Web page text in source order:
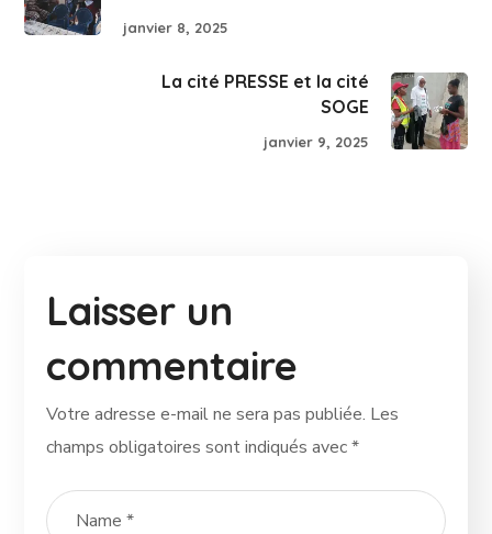
janvier 8, 2025
La cité PRESSE et la cité
SOGE
janvier 9, 2025
Laisser un
commentaire
Votre adresse e-mail ne sera pas publiée. Les
champs obligatoires sont indiqués avec*